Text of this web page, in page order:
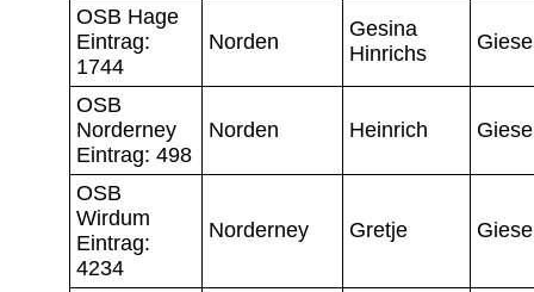
OSB Hage
Eintrag:
1744
Norden
Gesina
Hinrichs
OSB
Norderney
Eintrag: 498
Norden Heinrich
OSB
Wirdum
Eintrag:
4234
Norderney Gretje